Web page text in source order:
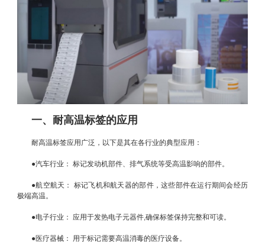
一、耐高温标签的应用
耐高温标签应用广泛，以下是其在各行业的典型应用：
●汽车行业： 标记发动机部件、排气系统等受高温影响的部件。
●航空航天： 标记飞机和航天器的部件，这些部件在运行期间会经历
极端高温。
●电子行业： 应用于发热电子元器件,确保标签保持完整和可读。
●医疗器械： 用于标记需要高温消毒的医疗设备。